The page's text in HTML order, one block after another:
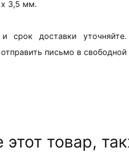
x 3,5 мм.
срок доставки
письмо в
товар,